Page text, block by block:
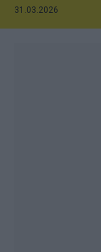
31.03.2026